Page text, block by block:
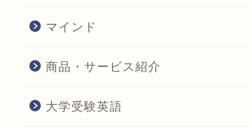
マインド
商品・サービス紹介
大学受験英語